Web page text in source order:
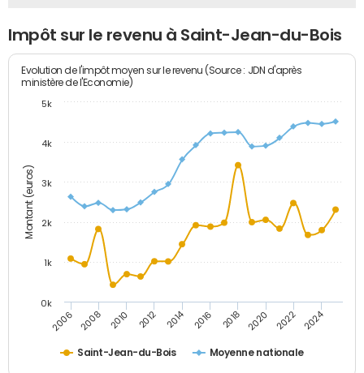
Impôt sur le revenu à Saint-Jean-du-Bois
Montant (euros)
Evolution de l'impôt moyen sur le revenu (Source : JDN d'après
ministère de l'Economie)
Saint-Jean-du-Bois Moyenne nationale
2006 2008 2010 2012 2014 2016 2018 2020 2022 2024
0k
1k
2k
3k
4k
5k